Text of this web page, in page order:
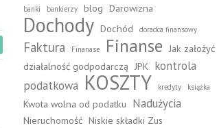
banki bankierzy blog Darowizna
Dochody Dochód doradca finansowy
Faktura Finanase Finanse Jak założyć
działalność godpodarczą JPK kontrola
podatkowa KOSZTY kredyty książka
Kwota wolna od podatku Nadużycia
Nieruchomość Niskie składki Zus